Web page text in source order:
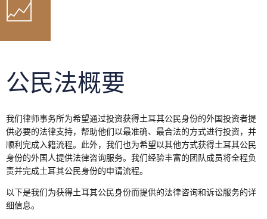
公民法概要
我们律师事务所为希望通过投资获得土耳其公民身份的外国投资者提
供必要的法律支持，帮助他们以最准确、最合法的方式进行投资，并
顺利完成入籍流程。此外，我们也为希望以其他方式获得土耳其公民
身份的外国人提供法律咨询服务。我们经验丰富的团队成员将全程负
责并完成土耳其公民身份的申请流程。
以下是我们为获得土耳其公民身份而提供的法律咨询和诉讼服务的详
细信息。